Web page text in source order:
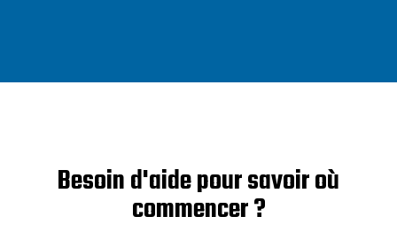
Besoin d'aide pour savoir où
commencer ?